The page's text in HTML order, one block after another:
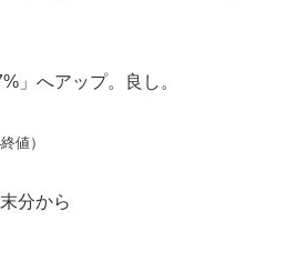
」へアップ。良し。
値）
分から